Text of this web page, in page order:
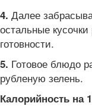
4. Далее
остальные
готовности.
5. Готовое блюдо
рубленую зелень.
Калорийность на